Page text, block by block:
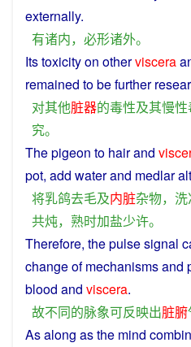
externally.
有诸内， 必形诸外。
Itstoxicityon otherviscera
remained tobefurther
对其他脏器的毒性及其慢性
究。
Thepigeon to hairand
pot, add waterand medlar
将乳鸽去毛及内脏杂物， 洗
共炖， 熟时加盐少许。
Therefore, thepulsesignal
changeofmechanismsand
blood and viscera.
故不同的脉象可反映出脏腑
Asalong asthe mind